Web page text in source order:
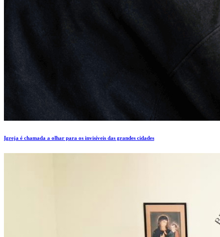
Igreja é chamada a olhar para os invisíveis das grandes cidades